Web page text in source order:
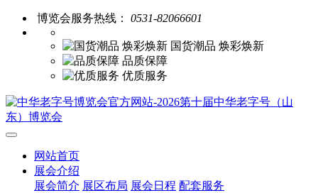
博览会服务热线： 0531-82066601
国货潮品 焕彩焕新
品质保障
优质服务
网站首页
展会介绍
展会简介 展区布局 展会日程 配套服务